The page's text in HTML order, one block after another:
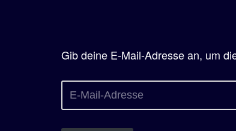
Gib deine E-Mail-Adresse an, um